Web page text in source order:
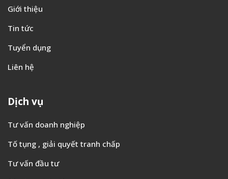
Giới thiệu
Tuyển dụng
Liên hệ
Dịch vụ
Tư vấn doanh nghiệp
Tố tụng , giải quyết tranh chấp